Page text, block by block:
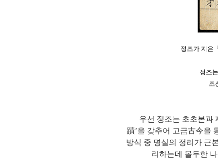
정조가 지은
정조
조
우선 정조는 초초본과
蹟’을 갖추어 고금古今을
방식 중 명실의 정리가 근
리하는데 몰두한